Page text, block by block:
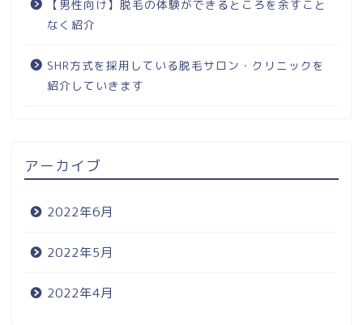
【男性向け】脱毛の体験ができるところを余すこと
なく紹介
SHR方式を採用している脱毛サロン・クリニックを
紹介していきます
アーカイブ
2022年6月
2022年5月
2022年4月